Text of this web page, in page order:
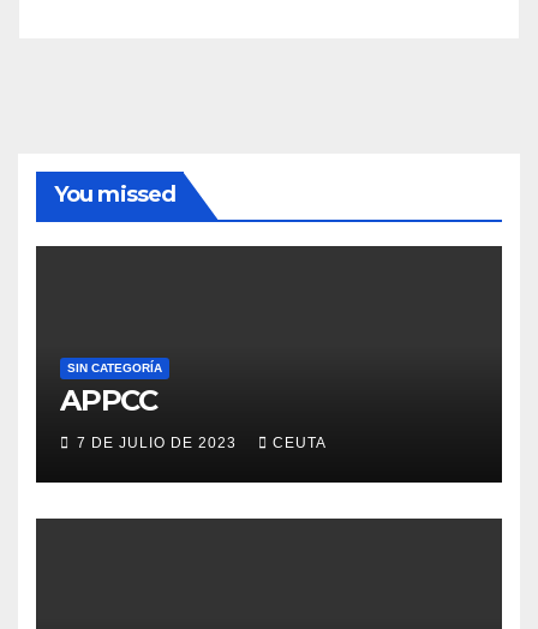
You missed
SIN CATEGORÍA
APPCC
7 DE JULIO DE 2023 CEUTA